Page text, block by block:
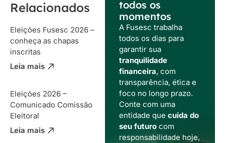
Relacionados
Eleições Fusesc 2026 –
conheça as chapas
inscritas
Leia mais
Eleições 2026 –
Comunicado Comissão
Eleitoral
Leia mais
todos os
momentos
A Fusesc trabalha
todos os dias para
garantir sua
tranquilidade
financeira, com
transparência, ética e
foco no longo prazo.
Conte com uma
entidade que cuida do
seu futurocom
responsabilidade hoje,